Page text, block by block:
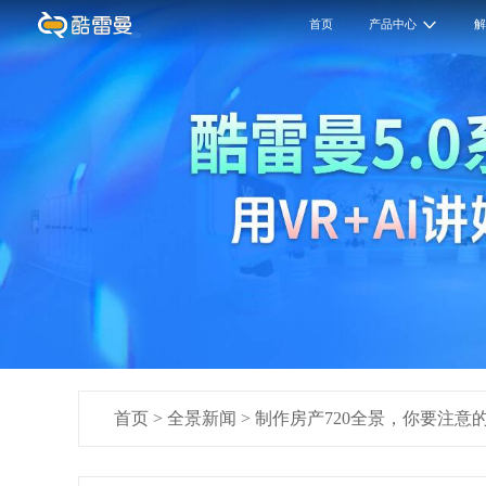
首页 产品中心
首页 > 全景新闻 > 制作房产720全景，你要注意